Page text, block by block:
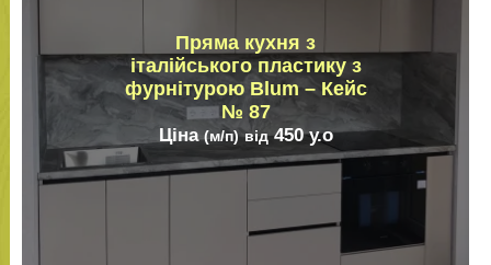
Пряма кухня з
італійського пластику з
фурнітурою Blum – Кейс
№ 87
Ціна(м/п) від450у.о